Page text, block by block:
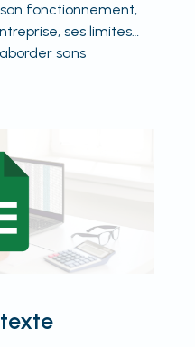
fonctionnement,
ses limites…
sans